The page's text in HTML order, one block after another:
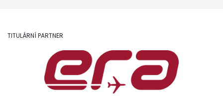
TITULÁRNÍ PARTNER